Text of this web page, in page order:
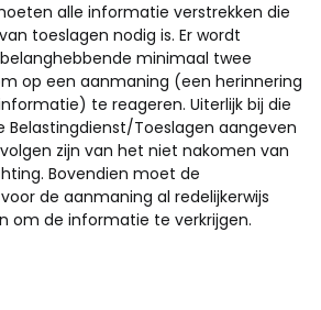
alle informatie verstrekken die
toeslagen nodig is. Er wordt
minimaal twee
op een aanmaning (een herinnering
te reageren. Uiterlijk bij die
Toeslagen aangeven
zijn van het niet nakomen van
Bovendien moet de
de aanmaning al redelijkerwijs
om de informatie te verkrijgen.